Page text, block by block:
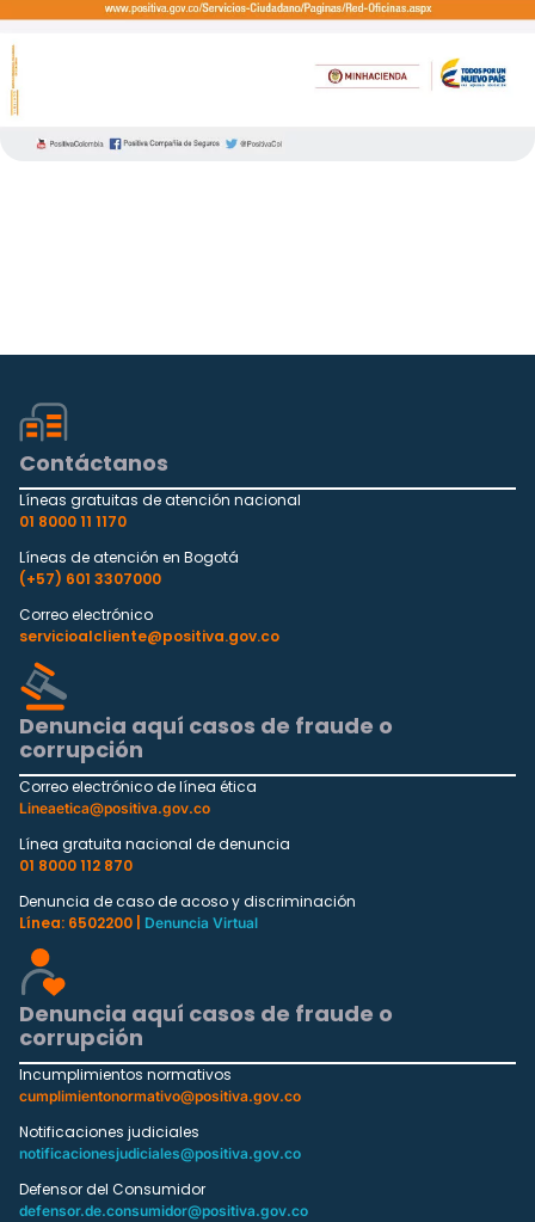
Contáctanos
Líneas gratuitas de atención nacional
01 8000 11 1170
Líneas de atención en Bogotá
(+57) 601 3307000
Correo electrónico
servicioalcliente@positiva.gov.co
Denuncia aquí casos de fraude o
corrupción
Correo electrónico de línea ética
Lineaetica@positiva.gov.co
Línea gratuita nacional de denuncia
01 8000 112 870
Denuncia de caso de acoso y discriminación
Línea: 6502200 |
Denuncia Virtual
Denuncia aquí casos de fraude o
corrupción
Incumplimientos normativos
cumplimientonormativo@positiva.gov.co
Notificaciones judiciales
notificacionesjudiciales@positiva.gov.co
Defensor del Consumidor
defensor.de.consumidor@positiva.gov.co